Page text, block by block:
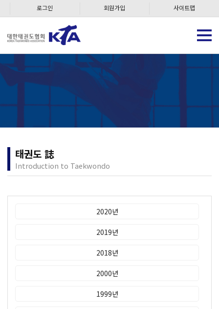
로그인 회원가입 사이트맵
태권도 誌
Introduction to Taekwondo
2020년
2019년
2018년
2000년
1999년